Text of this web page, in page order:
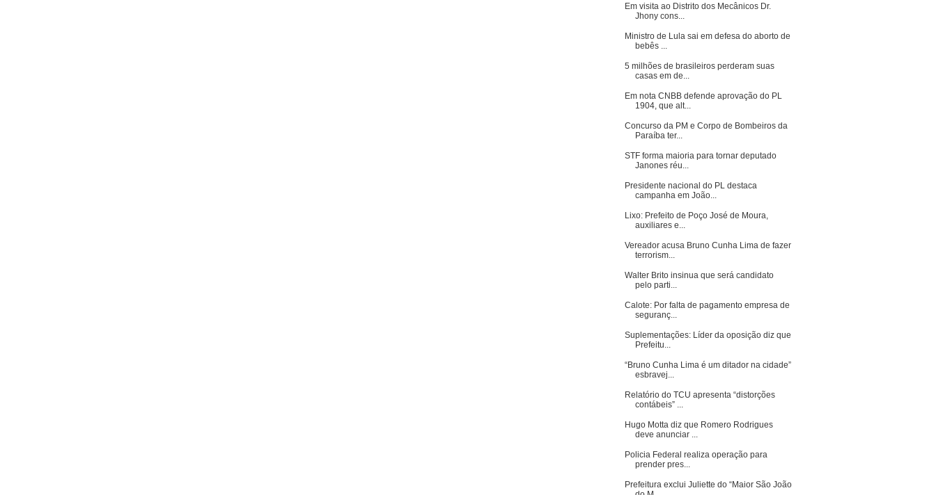
Em visita ao Distrito dos Mecânicos Dr.
Jhony cons...
Ministro de Lula sai em defesa do aborto de
bebês ...
5 milhões de brasileiros perderam suas
casas em de...
Em nota CNBB defende aprovação do PL
1904, que alt...
Concurso da PM e Corpo de Bombeiros da
Paraíba ter...
STF forma maioria para tornar deputado
Janones réu...
Presidente nacional do PL destaca
campanha em João...
Lixo: Prefeito de Poço José de Moura,
auxiliares e...
Vereador acusa Bruno Cunha Lima de fazer
terrorism...
Walter Brito insinua que será candidato
pelo parti...
Calote: Por falta de pagamento empresa de
seguranç...
Suplementações: Líder da oposição diz que
Prefeitu...
“Bruno Cunha Lima é um ditador na cidade”
esbravej...
Relatório do TCU apresenta “distorções
contábeis” ...
Hugo Motta diz que Romero Rodrigues
deve anunciar ...
Policia Federal realiza operação para
prender pres...
Prefeitura exclui Juliette do “Maior São João